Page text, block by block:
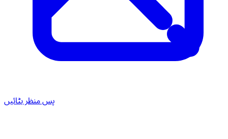
پس منظر ہٹائیں